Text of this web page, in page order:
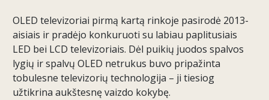
OLED televizoriai pirmą kartą rinkoje pasirodė 2013-
aisiais ir pradėjo konkuruoti su labiau paplitusiais
LED bei LCD televizoriais. Dėl puikių juodos spalvos
lygių ir spalvų OLED netrukus buvo pripažinta
tobulesne televizorių technologija – ji tiesiog
užtikrina aukštesnę vaizdo kokybę.